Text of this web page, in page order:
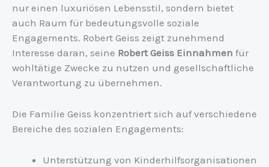
nur einen luxuriösen Lebensstil, sondern bietet
auch Raum für bedeutungsvolle soziale
Engagements. Robert Geiss zeigt zunehmend
Interesse daran, seine Robert Geiss Einnahmen für
wohltätige Zwecke zu nutzen und gesellschaftliche
Verantwortung zu übernehmen.
Die Familie Geiss konzentriert sich auf verschiedene
Bereiche des sozialen Engagements:
Unterstützung von Kinderhilfsorganisationen